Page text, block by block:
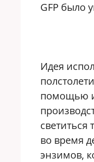
GFP было
Идея
помощью
во время
энзимов,